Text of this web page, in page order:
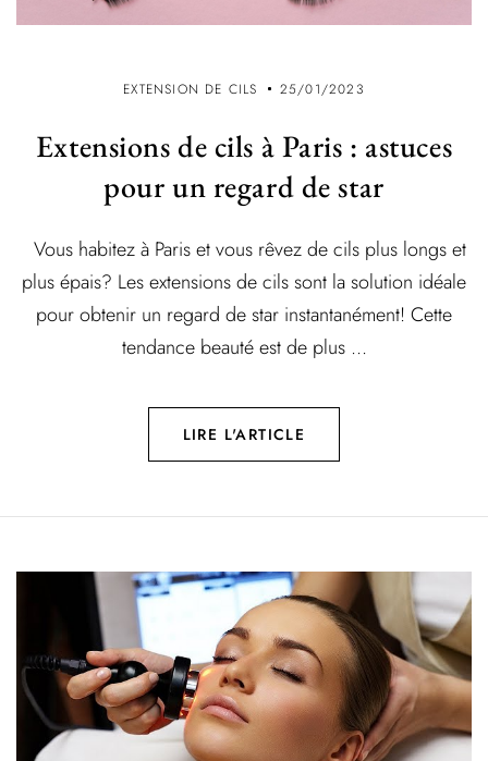
EXTENSION DE CILS 25/01/2023
Extensions de cils à Paris : astuces
pour un regard de star
Vous habitez à Paris et vous rêvez de cils plus longs et
plus épais? Les extensions de cils sont la solution idéale
pour obtenir un regard de star instantanément! Cette
tendance beauté est de plus ...
LIRE L'ARTICLE